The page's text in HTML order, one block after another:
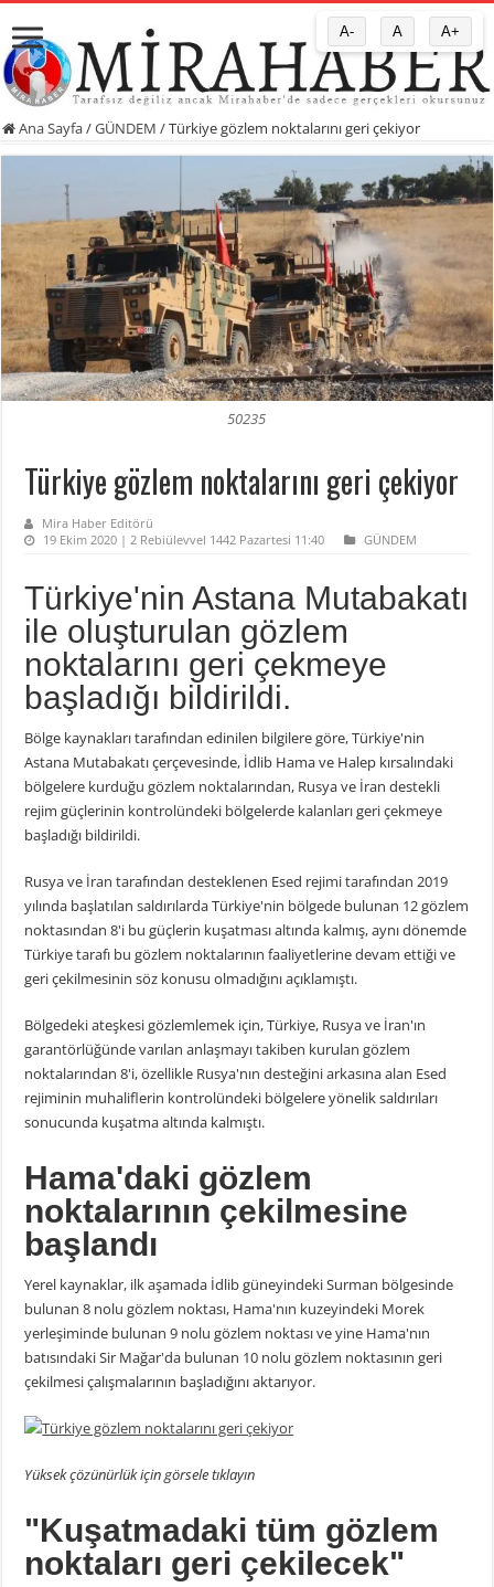
Ana Sayfa/GÜNDEM /Türkiye gözlem noktalarını geri çekiyor
50235
Türkiye gözlem noktalarını geri çekiyor
Mira Haber Editörü
19 Ekim 2020 | 2 Rebiülevvel 1442 Pazartesi 11:40
GÜNDEM
Türkiye'nin Astana Mutabakatı
ile oluşturulan gözlem
noktalarını geri çekmeye
başladığı bildirildi.
Bölge kaynakları tarafından edinilen bilgilere göre, Türkiye'nin
Astana Mutabakatı çerçevesinde, İdlib Hama ve Halep kırsalındaki
bölgelere kurduğu gözlem noktalarından, Rusya ve İran destekli
rejim güçlerinin kontrolündeki bölgelerde kalanları geri çekmeye
başladığı bildirildi.
Rusya ve İran tarafından desteklenen Esed rejimi tarafından 2019
yılında başlatılan saldırılarda Türkiye'nin bölgede bulunan 12 gözlem
noktasından 8'i bu güçlerin kuşatması altında kalmış, aynı dönemde
Türkiye tarafı bu gözlem noktalarının faaliyetlerine devam ettiği ve
geri çekilmesinin söz konusu olmadığını açıklamıştı.
Bölgedeki ateşkesi gözlemlemek için, Türkiye, Rusya ve İran'ın
garantörlüğünde varılan anlaşmayı takiben kurulan gözlem
noktalarından 8'i, özellikle Rusya'nın desteğini arkasına alan Esed
rejiminin muhaliflerin kontrolündeki bölgelere yönelik saldırıları
sonucunda kuşatma altında kalmıştı.
Hama'daki gözlem
noktalarının çekilmesine
başlandı
Yerel kaynaklar, ilk aşamada İdlib güneyindeki Surman bölgesinde
bulunan 8 nolu gözlem noktası, Hama'nın kuzeyindeki Morek
yerleşiminde bulunan 9 nolu gözlem noktası ve yine Hama'nın
batısındaki Sir Mağar'da bulunan 10 nolu gözlem noktasının geri
çekilmesi çalışmalarının başladığını aktarıyor.
Yüksek çözünürlük için görsele tıklayın
"Kuşatmadaki tüm gözlem
noktaları geri çekilecek"
A- A A+